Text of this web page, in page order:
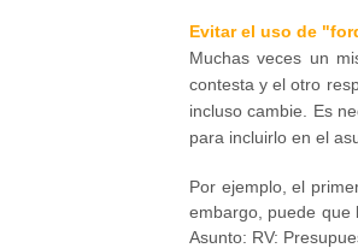
Evitar el uso de
Muchas veces un
contesta y el otro
incluso cambie. Es
para incluirlo en el
Por ejemplo, el
embargo, puede que
Asunto: RV: